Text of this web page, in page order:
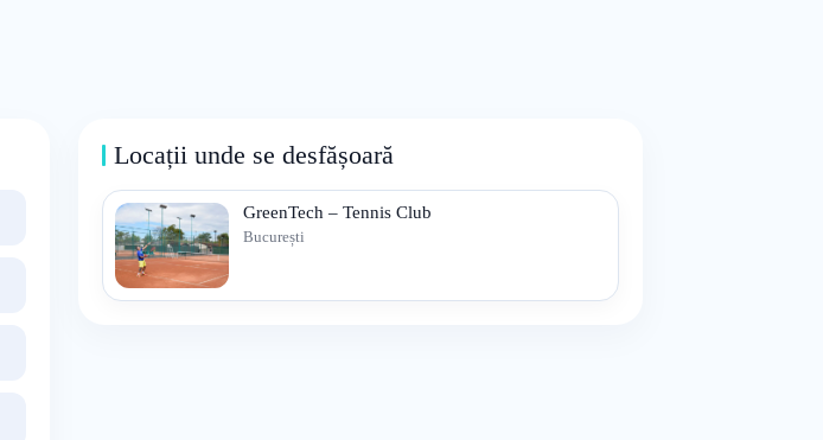
Locații unde se desfășoară
GreenTech – Tennis Club
București